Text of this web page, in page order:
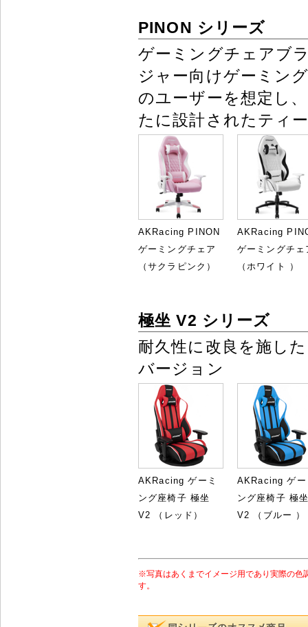
PINON シリーズ
ゲーミングチェアブ
ジャー向けゲーミン
のユーザーを想定し
たに設計されたティ
AKRacing PINON
ゲーミングチェア
（サクラピンク）
AKRacing
ゲーミングチェ
（ホワイト ）
極坐 V2 シリーズ
耐久性に改良を施し
バージョン
AKRacing ゲーミ
ング座椅子 極坐
V2 （レッド）
AKRacing ゲー
ング座椅子 極
V2 （ブルー ）
※写真はあくまでイメージ用であり実際の色
す。